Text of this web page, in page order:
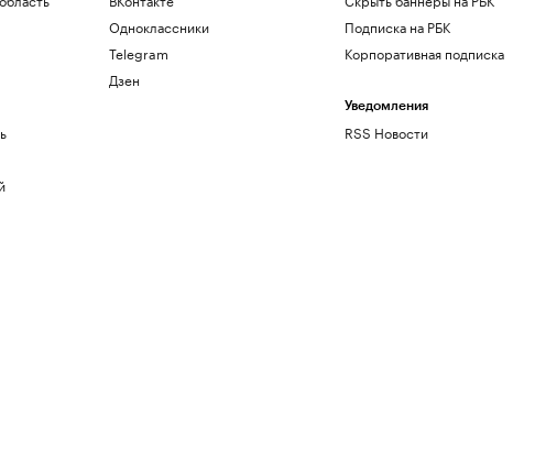
Одноклассники
Telegram
Дзен
Подписка на РБК
Корпоративная подписка
Уведомления
RSS Новости